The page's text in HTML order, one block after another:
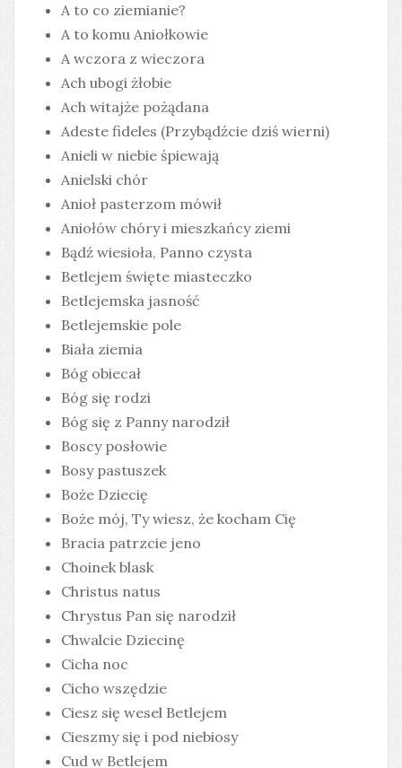
A to co ziemianie?
A to komu Aniołkowie
A wczora z wieczora
Ach ubogi żłobie
Ach witajże pożądana
Adeste fideles (Przybądźcie dziś wierni)
Anieli w niebie śpiewają
Anielski chór
Anioł pasterzom mówił
Aniołów chóry i mieszkańcy ziemi
Bądź wiesioła, Panno czysta
Betlejem święte miasteczko
Betlejemska jasność
Betlejemskie pole
Biała ziemia
Bóg obiecał
Bóg się rodzi
Bóg się z Panny narodził
Boscy posłowie
Bosy pastuszek
Boże Dziecię
Boże mój, Ty wiesz, że kocham Cię
Bracia patrzcie jeno
Choinek blask
Christus natus
Chrystus Pan się narodził
Chwalcie Dziecinę
Cicha noc
Cicho wszędzie
Ciesz się wesel Betlejem
Cieszmy się i pod niebiosy
Cud w Betlejem